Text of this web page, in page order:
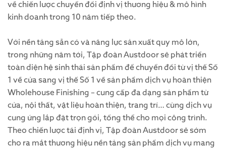
về chiến lược chuyển đổi định vị thương hiệu & mô hình
kinh doanh trong 10 năm tiếp theo.
Với nền tảng sẵn có và năng lực sản xuất quy mô lớn,
trong những năm tới, Tập đoàn Austdoor sẽ phát triển
toàn diện hệ sinh thái sản phẩm để chuyển đổi từ vị thế Số
1 về cửa sang vị thế Số 1 về sản phẩm dịch vụ hoàn thiện
Wholehouse Finishing – cung cấp đa dạng sản phẩm từ
cửa, nội thất, vật liệu hoàn thiện, trang trí… cùng dịch vụ
cung ứng lắp đặt trọn gói, tổng thể cho mọi công trình.
Theo chiến lược tái định vị, Tập đoàn Austdoor sẽ sớm
cho ra mắt thương hiệu nền tảng sản phẩm dịch vụ mang